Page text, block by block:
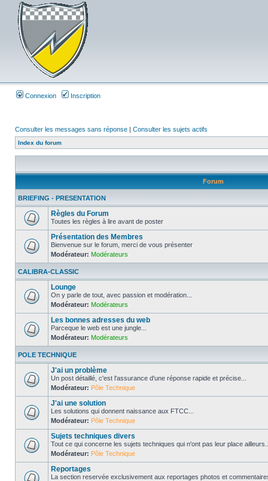
Connexion Inscription
Consulter les messages sans réponse | Consulter les sujets actifs
Index du forum
Forum
BRIEFING - PRESENTATION
Règles du Forum
Toutes les règles à lire avant de poster
Présentation des Membres
Bienvenue sur le forum, merci de vous présenter
Modérateur: Modérateurs
CALIBRA-CLASSIC
Lounge
On y parle de tout, avec passion et modération...
Modérateur: Modérateurs
Les bonnes adresses du web
Parceque le web est une jungle...
Modérateur: Modérateurs
POLE TECHNIQUE
J'ai un problème
Un post détaillé, c'est l'assurance d'une réponse rapide et précise...
Modérateur: Pôle Technique
J'ai une solution
Les solutions qui donnent naissance aux FTCC...
Modérateur: Pôle Technique
Sujets techniques divers
Tout ce qui concerne les sujets techniques qui n'ont pas leur place
Modérateur: Pôle Technique
Reportages
La section reservée exclusivement aux reportages photos et